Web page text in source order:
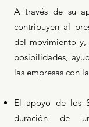
A través de su
contribuyen al
del movimiento
posibilidades,
las empresas con
El apoyo de los
duración de